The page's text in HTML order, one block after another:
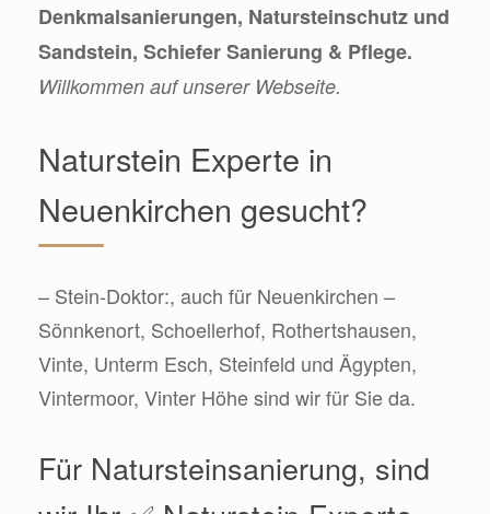
Denkmalsanierungen, Natursteinschutz und
Sandstein, Schiefer Sanierung & Pflege.
Willkommen auf unserer Webseite.
Naturstein Experte in
Neuenkirchen gesucht?
– Stein-Doktor:, auch für Neuenkirchen –
Sönnkenort, Schoellerhof, Rothertshausen,
Vinte, Unterm Esch, Steinfeld und Ägypten,
Vintermoor, Vinter Höhe sind wir für Sie da.
Für Natursteinsanierung, sind